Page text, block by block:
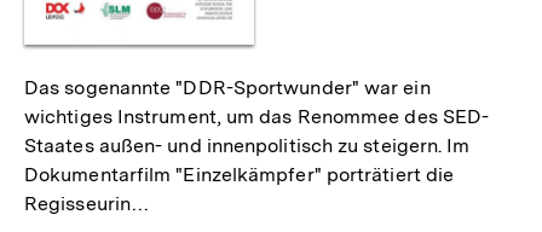
Das sogenannte "DDR-Sportwunder" war ein
wichtiges Instrument, um das Renommee des SED-
Staates außen- und innenpolitisch zu steigern. Im
Dokumentarfilm "Einzelkämpfer" porträtiert die
Regisseurin…